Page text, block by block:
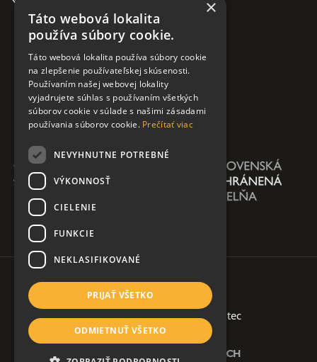
Copyright 2026 @ AŠKPN| created by
soltec
Ochrana osobných údajov
SLEDUJTE NÁS NA SOCIÁLNYCH SIEŤACH
×
Táto webová lokalita
používa súbory cookie.
Táto webová lokalita používa súbory cookie
na zlepšenie používateľskej skúsenosti.
Používaním našej webovej lokality
vyjadrujete súhlas s používaním všetkých
súborov cookie v súlade s našimi zásadami
používania súborov cookie. Prečítať viac
NEVYHNUTNE POTREBNÉ
VÝKONNOSŤ
CIELENIE
FUNKCIE
NEKLASIFIKOVANÉ
PRIJAŤ VŠETKO
ODMIETNUŤ VŠETKO